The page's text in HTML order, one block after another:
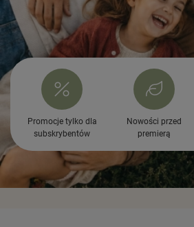
Promocje tylko dla
subskrybentów
Nowości przed
premierą